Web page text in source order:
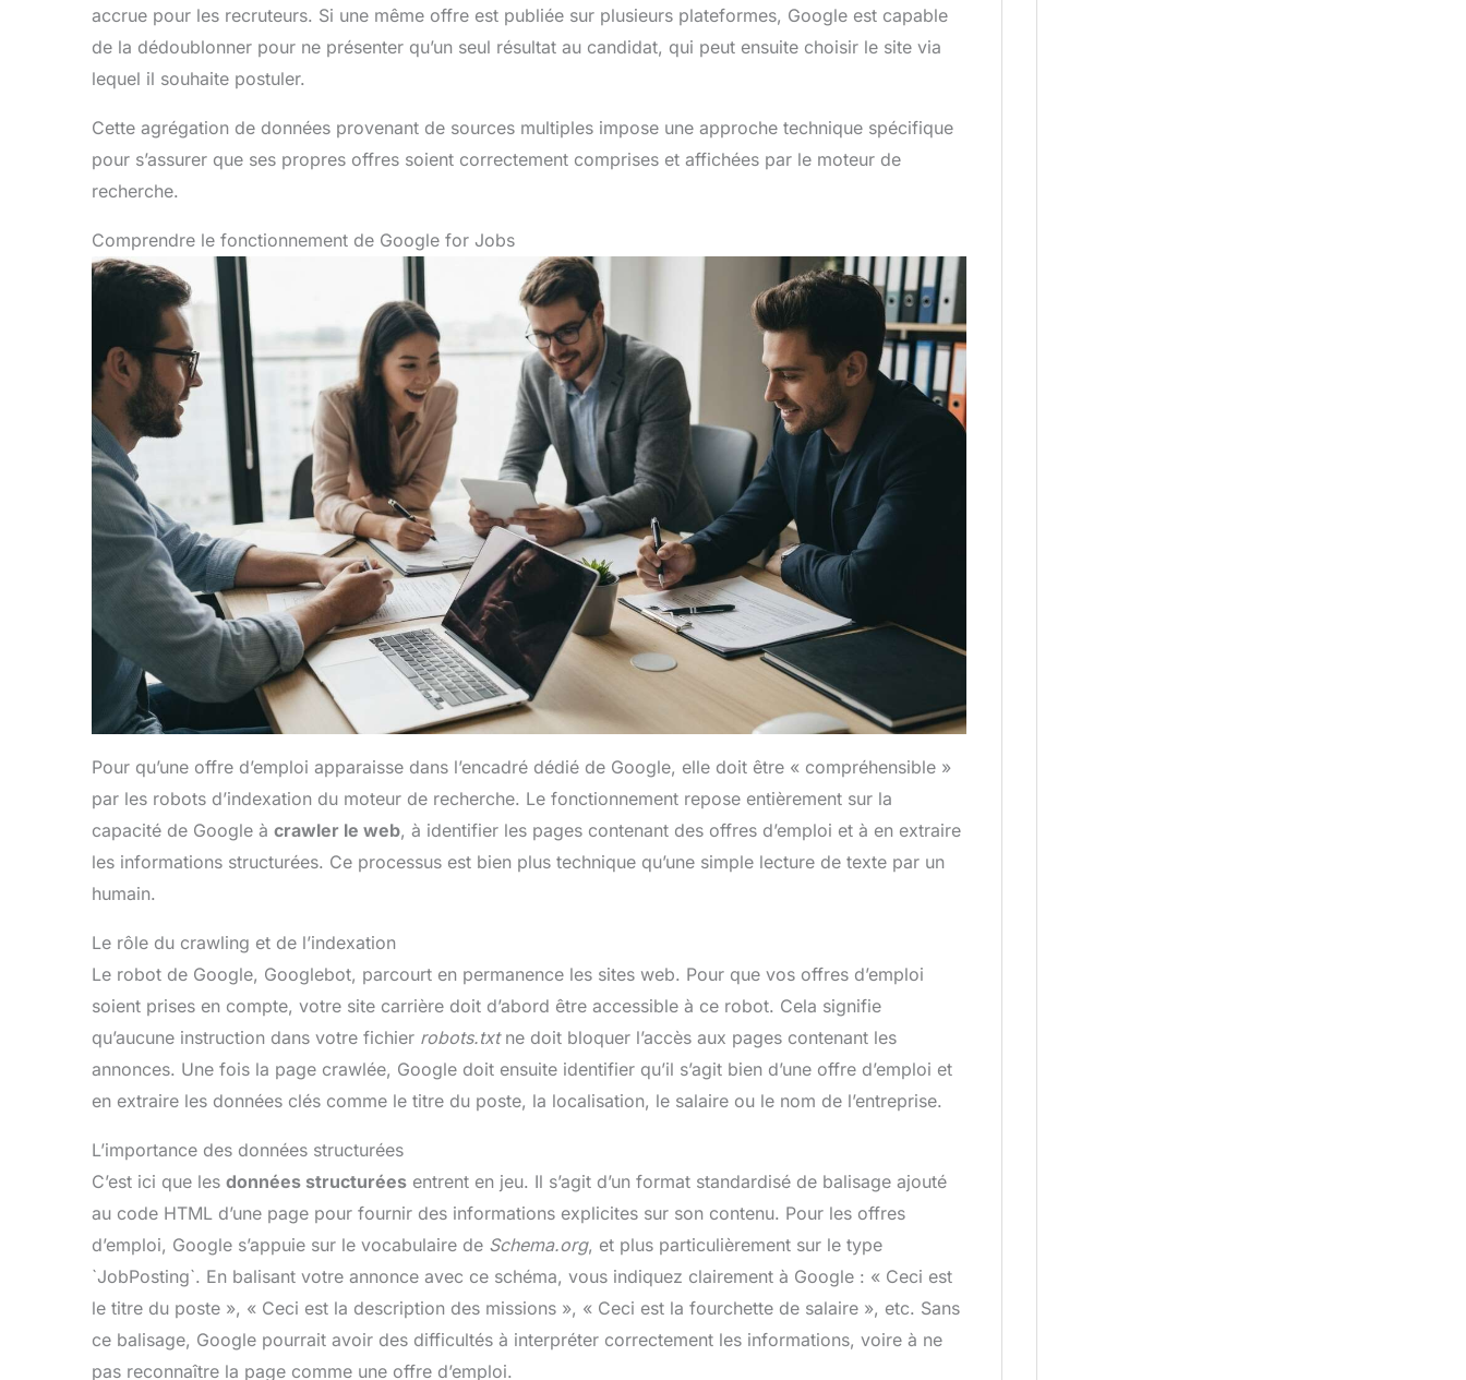
accrue pour les recruteurs. Si une même offre est publiée sur plusieurs plateformes, Google est capable
de la dédoublonner pour ne présenter qu’un seul résultat au candidat, qui peut ensuite choisir le site via
lequel il souhaite postuler.
Cette agrégation de données provenant de sources multiples impose une approche technique spécifique
pour s’assurer que ses propres offres soient correctement comprises et affichées par le moteur de
recherche.
Comprendre le fonctionnement de Google for Jobs
Pour qu’une offre d’emploi apparaisse dans l’encadré dédié de Google, elle doit être « compréhensible »
par les robots d’indexation du moteur de recherche. Le fonctionnement repose entièrement sur la
capacité de Google à crawler le web, à identifier les pages contenant des offres d’emploi et à en extraire
les informations structurées. Ce processus est bien plus technique qu’une simple lecture de texte par un
humain.
Le rôle du crawling et de l’indexation
Le robot de Google, Googlebot, parcourt en permanence les sites web. Pour que vos offres d’emploi
soient prises en compte, votre site carrière doit d’abord être accessible à ce robot. Cela signifie
qu’aucune instruction dans votre fichier robots.txtne doit bloquer l’accès aux pages contenant les
annonces. Une fois la page crawlée, Google doit ensuite identifier qu’il s’agit bien d’une offre d’emploi et
en extraire les données clés comme le titre du poste, la localisation, le salaire ou le nom de l’entreprise.
L’importance des données structurées
C’est ici que les données structurées entrent en jeu. Il s’agit d’un format standardisé de balisage ajouté
au code HTML d’une page pour fournir des informations explicites sur son contenu. Pour les offres
d’emploi, Google s’appuie sur le vocabulaire de Schema.org, et plus particulièrement sur le type
`JobPosting`. En balisant votre annonce avec ce schéma, vous indiquez clairement à Google : « Ceci est
le titre du poste », « Ceci est la description des missions », « Ceci est la fourchette de salaire », etc. Sans
ce balisage, Google pourrait avoir des difficultés à interpréter correctement les informations, voire à ne
pas reconnaître la page comme une offre d’emploi.